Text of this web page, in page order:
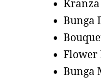
Bunga
Flower
Bunga